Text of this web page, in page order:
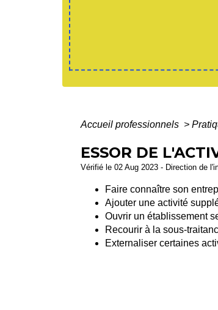
Accueil professionnels >
ESSOR DE
Vérifié le 02 Aug 2023 - Direction de
Faire connaître son
Ajouter une activité
Ouvrir un établissement
Recourir à la sous-
Externaliser certaines